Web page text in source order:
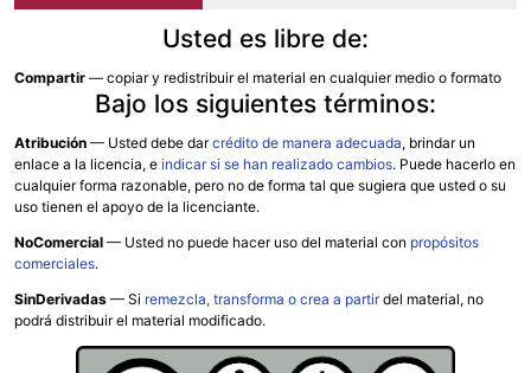
Usted es libre de:
Compartir — copiar y redistribuir el material en cualquier medio o formato
Bajo los siguientes términos:
Atribución — Usted debe darcrédito de manera adecuada, brindar un
enlace a la licencia, e indicar si se han realizado cambios. Puede hacerlo en
cualquier forma razonable, pero no de forma tal que sugiera que usted o su
uso tienen el apoyo de la licenciante.
NoComercial — Usted no puede hacer uso del material con propósitos
comerciales.
SinDerivadas — Si remezcla, transforma o crea a partirdel material, no
podrá distribuir el material modificado.